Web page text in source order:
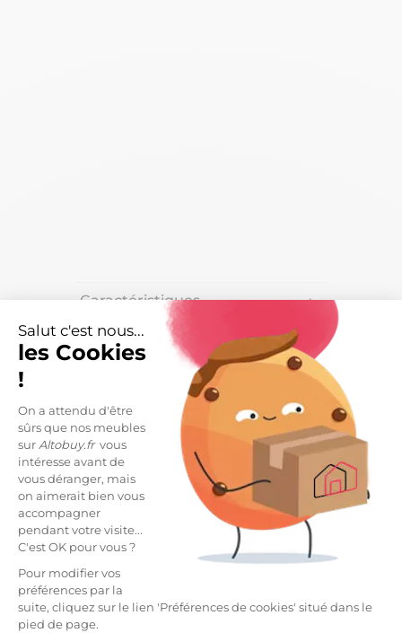
Salut c'est nous...
les Cookies
!
On a attendu d'être
sûrs que nos meubles
surAltobuy.frvous
intéresse avant de
vous déranger, mais
on aimerait bien vous
accompagner
pendant votre visite...
C'est OK pour vous ?
Pour modifier vos
préférences par la
suite, cliquez sur le lien 'Préférences de cookies' situé dans le
pied de page.
Caractéristiques arrow_right
Livraisons et retours
DESCRIPTION
Plaid Flanelle 150x200cm Embossé Motif Feuilles
Vet Sapin.
Parfait pour vous tenir chaud lors des soirées
d'hiver, tout en décorant votre canapé. Polyvalent,
vous pouvez également l'utiliser comme jeté de lit.
Composition :
doux.
Grammage 205g/m2 :